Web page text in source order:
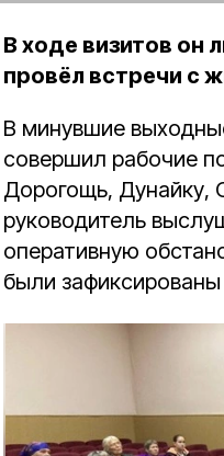
В ходе визитов он
провёл встречи с
В минувшие
совершил рабочие
Дорогощь, Дунайку,
руководитель
оперативную
были